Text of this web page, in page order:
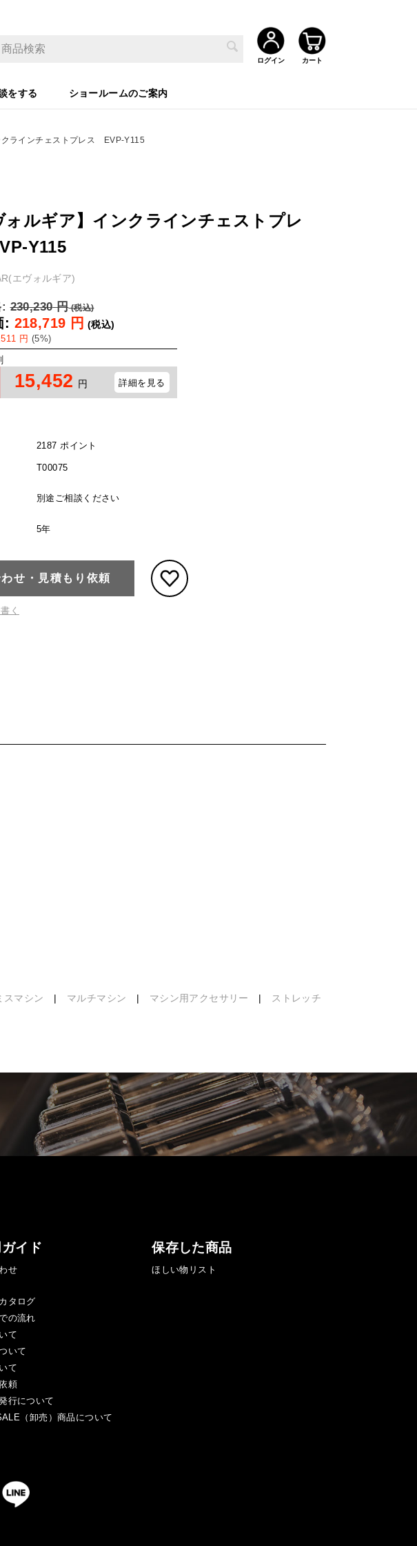
をする ショールームのご案内
クラインチェストプレス EVP-Y115
ォルギア】インクラインチェストプレ
Y115
エヴォルギア)
230,230 円(税込)
: 218,719 円 (税込)
円 (5%)
15,452 円 詳細を見る
2187 ポイント
T00075
別途ご相談ください
5年
わせ・見積もり依頼
く
スマシン | マルチマシン | マシン用アクセサリー |
ストレッチ
イド
せ
タログ
の流れ
て
いて
て
頼
行について
（卸売）商品について
保存した商品
ほしい物リスト